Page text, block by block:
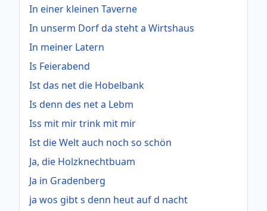
In einer kleinen Taverne
In unserm Dorf da steht a Wirtshaus
In meiner Latern
Is Feierabend
Ist das net die Hobelbank
Is denn des net a Lebm
Iss mit mir trink mit mir
Ist die Welt auch noch so schön
Ja, die Holzknechtbuam
Ja in Gradenberg
ja wos gibt s denn heut auf d nacht